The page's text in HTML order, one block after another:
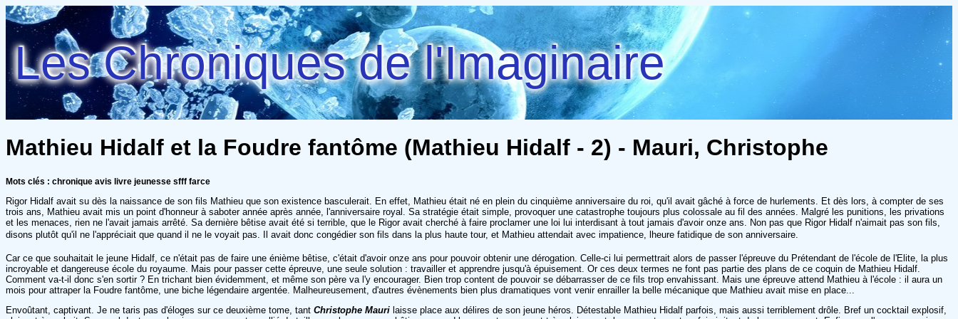
Les Chroniques de l'Imaginaire
Mathieu Hidalf et la Foudre fantôme (Mathieu Hidalf - 2) - Mauri, Christophe
Mots clés : chronique avis livre jeunesse sfff farce
Rigor Hidalf avait su dès la naissance de son fils Mathieu que son existence basculerait. En effet, Mathieu était né en plein du cinquième anniversaire du roi, qu'il avait gâché à force de hurlements. Et dès lors, à compter de ses
trois ans, Mathieu avait mis un point d'honneur à saboter année après année, l'anniversaire royal. Sa stratégie était simple, provoquer une catastrophe toujours plus colossale au fil des années. Malgré les punitions, les privations
et les menaces, rien ne l'avait jamais arrêté. Sa dernière bêtise avait été si terrible, que le Rigor avait cherché à faire proclamer une loi lui interdisant à tout jamais d'avoir onze ans. Non pas que Rigor Hidalf n'aimait pas son fils,
disons plutôt qu'il ne l'appréciait que quand il ne le voyait pas. Il avait donc congédier son fils dans la plus haute tour, et Mathieu attendait avec impatience, lheure fatidique de son anniversaire.
Car ce que souhaitait le jeune Hidalf, ce n'était pas de faire une énième bêtise, c'était d'avoir onze ans pour pouvoir obtenir une dérogation. Celle-ci lui permettrait alors de passer l'épreuve du Prétendant de l'école de l'Elite, la plus
incroyable et dangereuse école du royaume. Mais pour passer cette épreuve, une seule solution : travailler et apprendre jusqu'à épuisement. Or ces deux termes ne font pas partie des plans de ce coquin de Mathieu Hidalf.
Comment va-t-il donc s'en sortir ? En trichant bien évidemment, et même son père va l'y encourager. Bien trop content de pouvoir se débarrasser de ce fils trop envahissant. Mais une épreuve attend Mathieu à l'école : il aura un
mois pour attraper la Foudre fantôme, une biche légendaire argentée. Malheureusement, d'autres évènements bien plus dramatiques vont venir enrailler la belle mécanique que Mathieu avait mise en place...
Envoûtant, captivant. Je ne taris pas d'éloges sur ce deuxième tome, tant Christophe Mauri laisse place aux délires de son jeune héros. Détestable Mathieu Hidalf parfois, mais aussi terriblement drôle. Bref un cocktail explosif,